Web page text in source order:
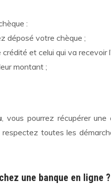
:
déposé votre chèque ;
et celui qui va recevoir
montant ;
, vous pourrez récupérer
toutes les
une banque en ligne ?